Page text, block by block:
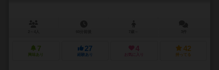
7
興味あり
27
経験あり
4
お気に入り
42
持ってる